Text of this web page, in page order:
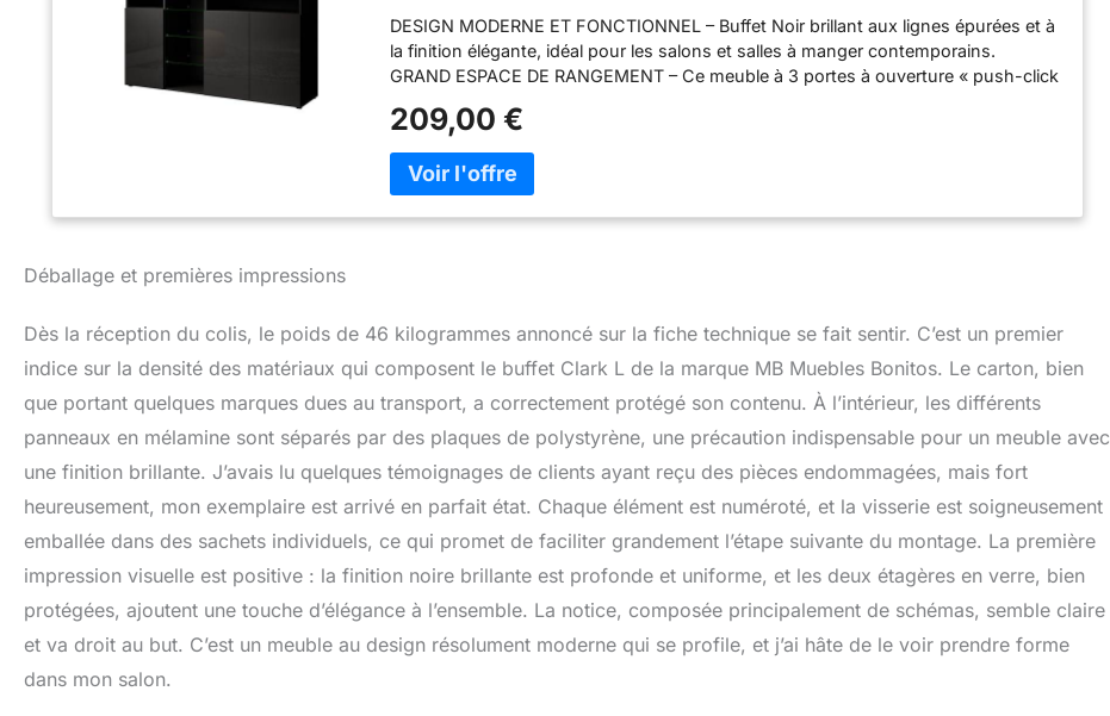
DESIGN MODERNE ET FONCTIONNEL – Buffet Noir brillant aux lignes épurées et à
la finition élégante, idéal pour les salons et salles à manger contemporains.
GRAND ESPACE DE RANGEMENT – Ce meuble à 3 portes à ouverture « push-click
s'adapte parfaitement comme buffet ou meuble TV. MATÉRIAUX DE QUALITÉ ET
NETTOYAGE FACILE – Fabriqué en mélamine résistante, il garantit une grande
durabilité et reste impeccable avec un chiffon humide. DIMENSIONS COMPACTES
ET PRATIQUES – Avec ses 150 cm de largeur, 82 cm de hauteur et 40 cm de
profondeur, il s'adapte parfaitement aux espaces réduits sans sacrifier la
209,00 €
Déballage et premières impressions
Dès la réception du colis, le poids de 46 kilogrammes annoncé sur la fiche technique se fait sentir. C’est un premier
indice sur la densité des matériaux qui composent le buffet Clark L de la marque MB Muebles Bonitos. Le carton, bien
que portant quelques marques dues au transport, a correctement protégé son contenu. À l’intérieur, les différents
panneaux en mélamine sont séparés par des plaques de polystyrène, une précaution indispensable pour un meuble avec
une finition brillante. J’avais lu quelques témoignages de clients ayant reçu des pièces endommagées, mais fort
heureusement, mon exemplaire est arrivé en parfait état. Chaque élément est numéroté, et la visserie est soigneusement
emballée dans des sachets individuels, ce qui promet de faciliter grandement l’étape suivante du montage. La première
impression visuelle est positive : la finition noire brillante est profonde et uniforme, et les deux étagères en verre, bien
protégées, ajoutent une touche d’élégance à l’ensemble. La notice, composée principalement de schémas, semble claire
et va droit au but. C’est un meuble au design résolument moderne qui se profile, et j’ai hâte de le voir prendre forme
dans mon salon.